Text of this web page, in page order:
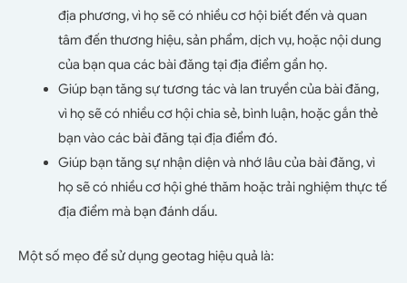
địa phương, vì họ sẽ có nhiều cơ hội biết đến và quan
tâm đến thương hiệu, sản phẩm, dịch vụ, hoặc nội dung
của bạn qua các bài đăng tại địa điểm gần họ.
Giúp bạn tăng sự tương tác và lan truyền của bài đăng,
vì họ sẽ có nhiều cơ hội chia sẻ, bình luận, hoặc gắn thẻ
bạn vào các bài đăng tại địa điểm đó.
Giúp bạn tăng sự nhận diện và nhớ lâu của bài đăng, vì
họ sẽ có nhiều cơ hội ghé thăm hoặc trải nghiệm thực tế
địa điểm mà bạn đánh dấu.
Một số mẹo để sử dụng geotag hiệu quả là: